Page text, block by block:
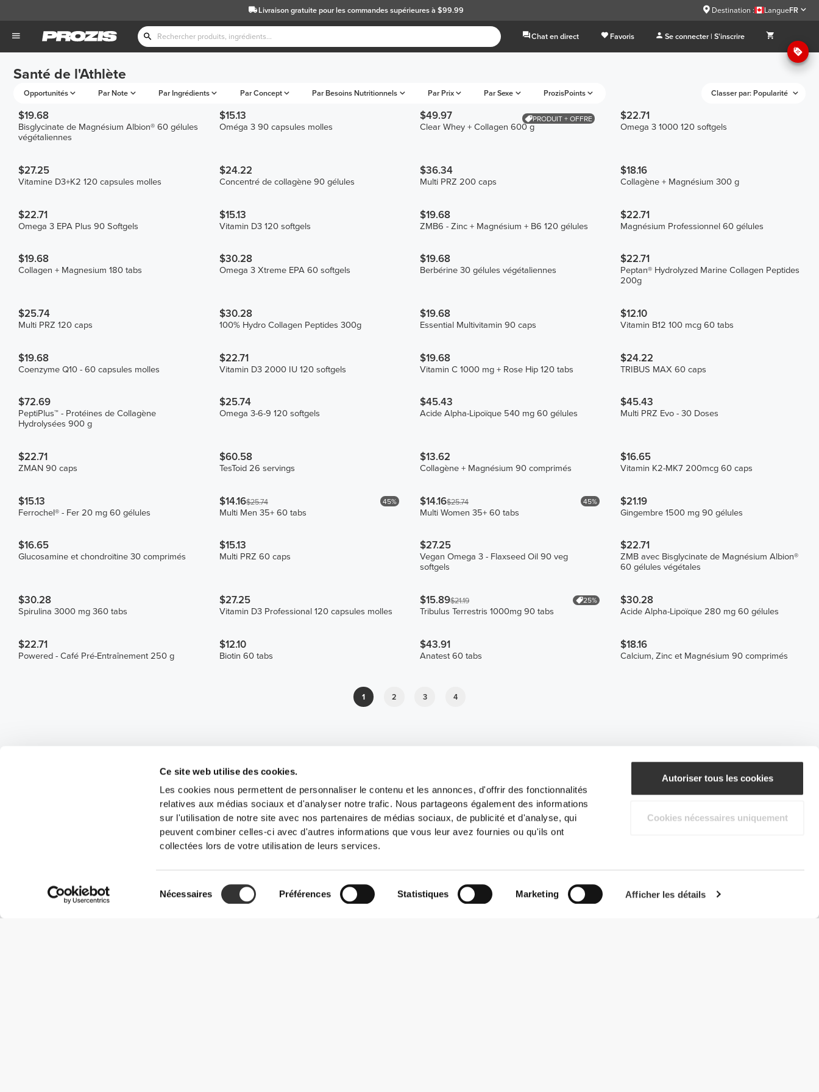
Ce site web utilise des cookies.
Les cookies nous permettent de personnaliser le contenu et les annonces, d'offrir des fonctionnalités
relatives aux médias sociaux et d'analyser notre trafic. Nous partageons également des informations
sur l'utilisation de notre site avec nos partenaires de médias sociaux, de publicité et d'analyse, qui
peuvent combiner celles-ci avec d'autres informations que vous leur avez fournies ou qu'ils ont
collectées lors de votre utilisation de leurs services.
du
Nécessaires Préférences Statistiques Marketing Afficher les détails
Autoriser tous les cookies
Cookies nécessaires uniquement
Livraison gratuitepour les commandes supérieures à $99.99 Destination : LangueFR
Chat en direct Favoris Se connecter | S'inscrire
Santé de l'Athlète
Opportunités Par Note Par Ingrédients Par Concept Par Besoins Nutritionnels Par Prix Par Sexe ProzisPoints Classer par: Popularité
$19.68
Bisglycinate de Magnésium Albion® 60 gélules
végétaliennes
$15.13
Oméga 3 90 capsules molles
PRODUIT + OFFRE
$49.97
Clear Whey + Collagen 600 g
$22.71
Omega 3 1000 120 softgels
$27.25
Vitamine D3+K2 120 capsules molles
$24.22
Concentré de collagène 90 gélules
$36.34
Multi PRZ 200 caps
$18.16
Collagène + Magnésium 300 g
$22.71
Omega 3 EPA Plus 90 Softgels
$15.13
Vitamin D3 120 softgels
$19.68
ZMB6 - Zinc + Magnésium + B6 120 gélules
$22.71
Magnésium Professionnel 60 gélules
$19.68
Collagen + Magnesium 180 tabs
$30.28
Omega 3 Xtreme EPA 60 softgels
$19.68
Berbérine 30 gélules végétaliennes
$22.71
Peptan® Hydrolyzed Marine Collagen Peptides
200g
$25.74
Multi PRZ 120 caps
$30.28
100% Hydro Collagen Peptides 300g
$19.68
Essential Multivitamin 90 caps
$12.10
Vitamin B12 100 mcg 60 tabs
$19.68
Coenzyme Q10 - 60 capsules molles
$22.71
Vitamin D3 2000 IU 120 softgels
$19.68
Vitamin C 1000 mg + Rose Hip 120 tabs
$24.22
TRIBUS MAX 60 caps
$72.69
PeptiPlus™ - Protéines de Collagène
Hydrolysées 900 g
$25.74
Omega 3-6-9 120 softgels
$45.43
Acide Alpha-Lipoïque 540 mg 60 gélules
$45.43
Multi PRZ Evo - 30 Doses
$22.71
ZMAN 90 caps
$60.58
TesToid 26 servings
$13.62
Collagène + Magnésium 90 comprimés
$16.65
Vitamin K2-MK7 200mcg 60 caps
$15.13
Ferrochel® - Fer 20 mg 60 gélules
$14.16$25.74 45%
Multi Men 35+ 60 tabs
$14.16$25.74 45%
Multi Women 35+ 60 tabs
$21.19
Gingembre 1500 mg 90 gélules
$16.65
Glucosamine et chondroïtine 30 comprimés
$15.13
Multi PRZ 60 caps
$27.25
Vegan Omega 3 - Flaxseed Oil 90 veg
softgels
$22.71
ZMB avec Bisglycinate de Magnésium Albion®
60 gélules végétales
$30.28
Spirulina 3000 mg 360 tabs
$27.25
Vitamin D3 Professional 120 capsules molles
$15.89$21.19 25%
Tribulus Terrestris 1000mg 90 tabs
$30.28
Acide Alpha-Lipoïque 280 mg 60 gélules
$22.71
Powered - Café Pré-Entraînement 250 g
$12.10
Biotin 60 tabs
$43.91
Anatest 60 tabs
$18.16
Calcium, Zinc et Magnésium 90 comprimés
1 2 3 4